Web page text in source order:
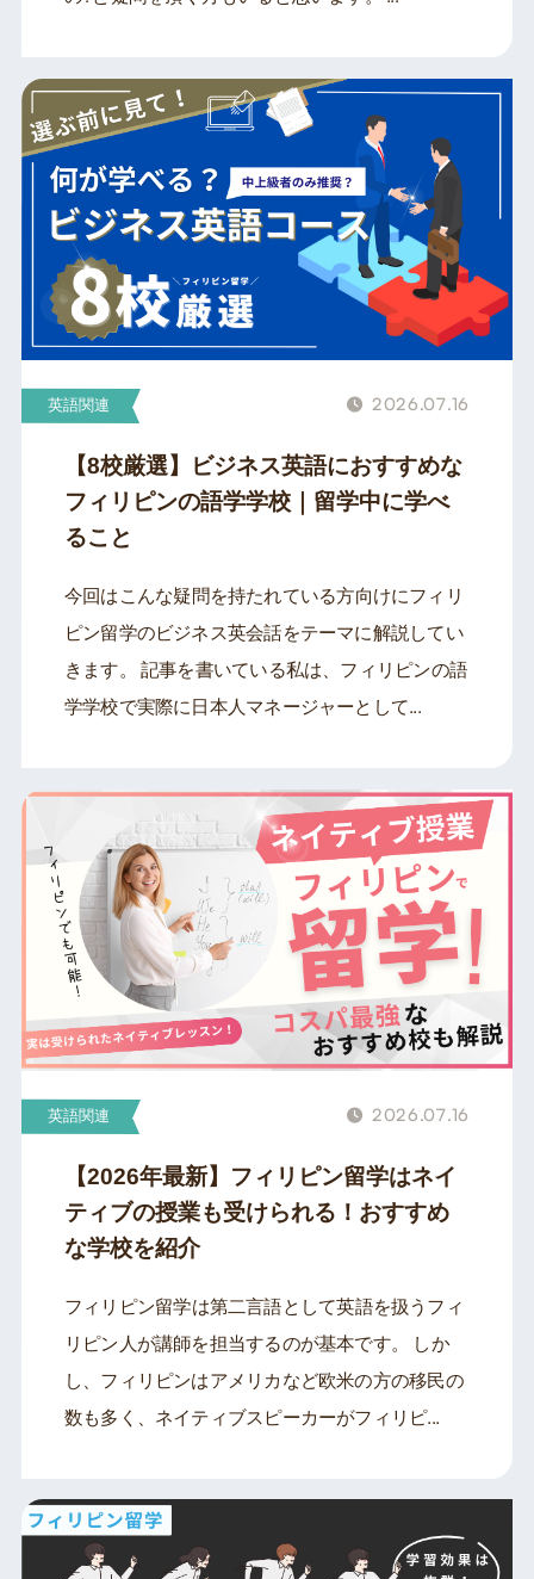
英語関連 2026.07.16
【8校厳選】ビジネス英語におすすめな
フィリピンの語学学校｜留学中に学べ
ること
今回はこんな疑問を持たれている方向けにフィリ
ピン留学のビジネス英会話をテーマに解説してい
きます。 記事を書いている私は、フィリピンの語
学学校で実際に日本人マネージャーとして...
英語関連 2026.07.16
【2026年最新】フィリピン留学はネイ
ティブの授業も受けられる！おすすめ
な学校を紹介
フィリピン留学は第二言語として英語を扱うフィ
リピン人が講師を担当するのが基本です。 しか
し、フィリピンはアメリカなど欧米の方の移民の
数も多く、ネイティブスピーカーがフィリピ...